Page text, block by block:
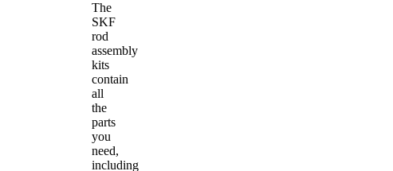
The
SKF
rod
assembly
kits
contain
all
the
parts
you
need,
including